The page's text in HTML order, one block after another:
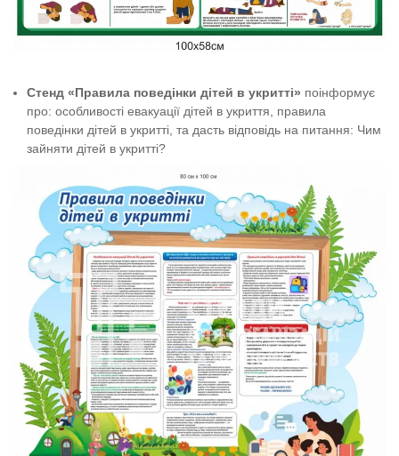
Стенд «Правила поведінки дітей в укритті» поінформує
про: особливості евакуації дітей в укриття, правила
поведінки дітей в укритті, та дасть відповідь на питання: Чим
зайняти дітей в укритті?